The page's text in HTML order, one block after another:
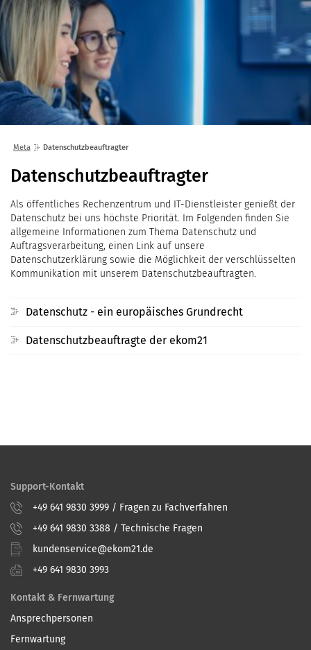
Lösungen
Seminare
Unternehmen
Standorte
Organisation
Über ekom21
Zertifizierungen
Mitgliedschaften
Kontakt
Ansprechpersonen
Infocenter
2021
Mediathek
Open Door |
Aktuelle Projekte
Breitband
EfA-Leistungen
GigaMaP
Einheitlicher
Karriere
ekom21 als Arbeitgeber
Stellenangebote
Ausbildung
Praktikum
Shop
Störungen
Meta Datenschutzbeauftragter
Datenschutzbeauftragter
Datenschutzbeauftragter
Als öffentliches Rechenzentrum und IT-Dienstleister genießt der
Datenschutz bei uns höchste Priorität. Im Folgenden finden Sie
allgemeine Informationen zum Thema Datenschutz und
Auftragsverarbeitung, einen Link auf unsere
Datenschutzerklärung sowie die Möglichkeit der verschlüsselten
Kommunikation mit unserem Datenschutzbeauftragten.
Datenschutz - ein europäisches Grundrecht
Datenschutzbeauftragte der ekom21
Support-Kontakt
+49 641 9830 3999 / Fragen zu Fachverfahren
+49 641 9830 3388 / Technische Fragen
kundenservice@ekom21.de
+49 641 9830 3993
Kontakt & Fernwartung
Ansprechpersonen
Fernwartung